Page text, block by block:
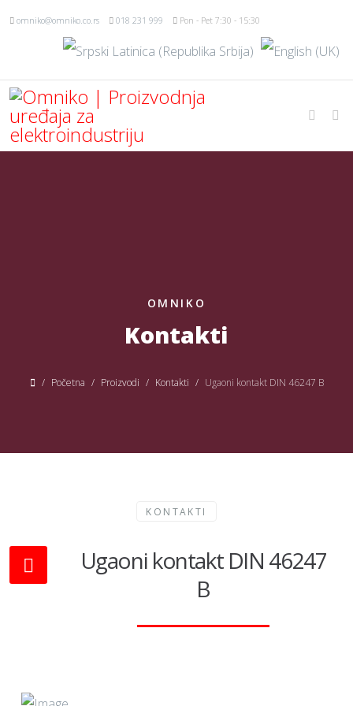
omniko@omniko.co.rs 018 231 999 Pon - Pet 7:30 - 15:30
OMNIKO
Kontakti
Početna Proizvodi Kontakti Ugaoni kontakt DIN 46247 B
KONTAKTI
Ugaoni kontakt DIN 46247
B